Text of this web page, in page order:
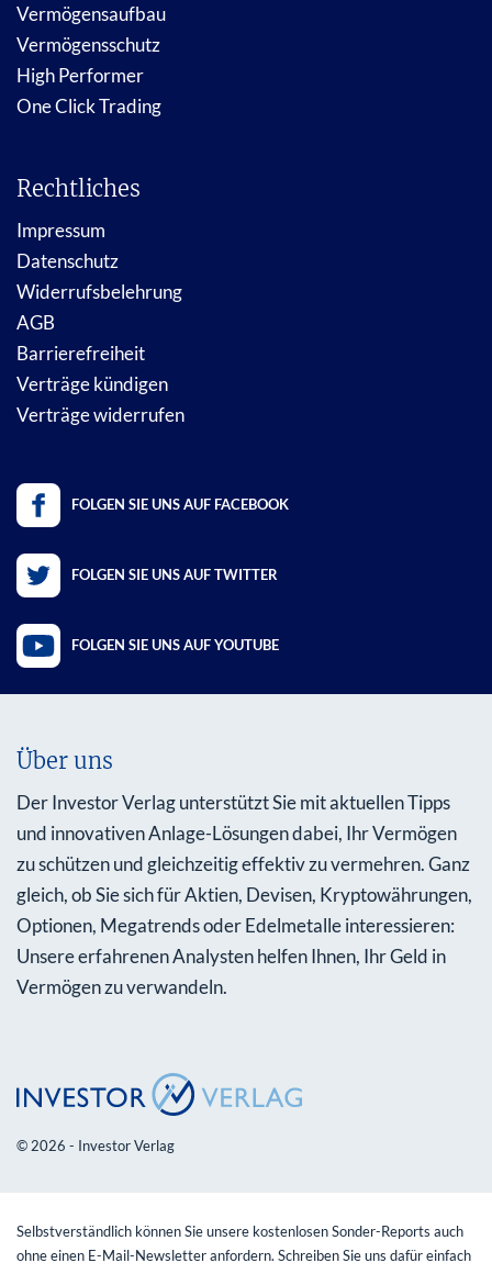
Vermögensaufbau
Vermögensschutz
High Performer
One Click Trading
Rechtliches
Impressum
Datenschutz
Widerrufsbelehrung
AGB
Barrierefreiheit
Verträge kündigen
Verträge widerrufen
FOLGEN SIE UNS AUF FACEBOOK
FOLGEN SIE UNS AUF TWITTER
FOLGEN SIE UNS AUF YOUTUBE
Über uns
Der Investor Verlag unterstützt Sie mit aktuellen Tipps
und innovativen Anlage-Lösungen dabei, Ihr Vermögen
zu schützen und gleichzeitig effektiv zu vermehren. Ganz
gleich, ob Sie sich für Aktien, Devisen, Kryptowährungen,
Optionen, Megatrends oder Edelmetalle interessieren:
Unsere erfahrenen Analysten helfen Ihnen, Ihr Geld in
Vermögen zu verwandeln.
© 2026 - Investor Verlag
Selbstverständlich können Sie unsere kostenlosen Sonder-Reports auch
ohne einen E-Mail-Newsletter anfordern. Schreiben Sie uns dafür einfach